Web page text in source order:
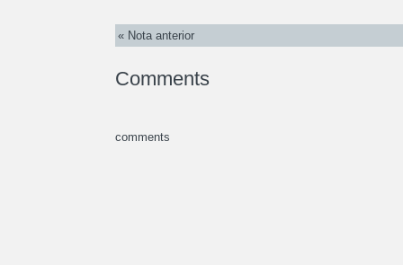
« Nota anterior
Comments
comments